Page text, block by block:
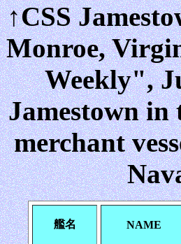
↑CSS
Monroe,
Weekly",
Jamestown in
merchant
艦名 NAME